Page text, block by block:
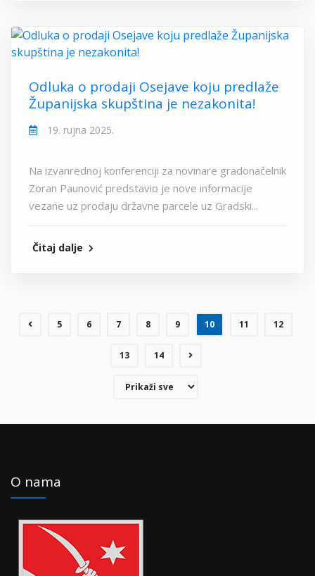
Odluka o prodaji Osejave koju predlaže
Županijska skupština je nezakonita!
19. rujna 2025.
Na izvanrednoj konferenciji za novinare gradonačelnik
Zoran Paunović predstavio je nove informacije
vezane uz prodaju državne parcele uz Gradski...
Čitaj dalje
5 6 7 8 9 10 11 12
13 14
O nama